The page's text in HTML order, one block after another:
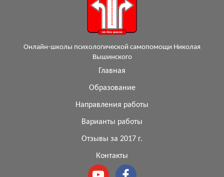
Онлайн-школы психологической самопомощи Николая
Вышинского
Главная
Образование
Направления работы
Варианты работы
Отзывы за 2017 г.
Контакты